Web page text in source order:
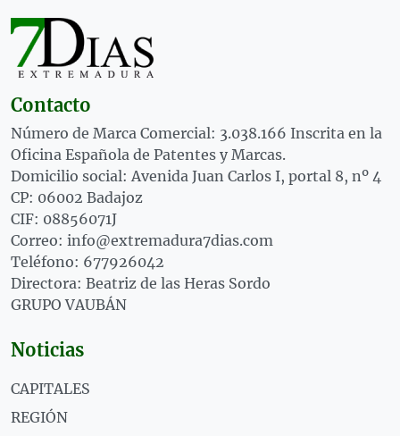
Contacto
Número de Marca Comercial: 3.038.166 Inscrita en la
Oficina Española de Patentes y Marcas.
Domicilio social: Avenida Juan Carlos I, portal 8, nº 4
CP: 06002 Badajoz
CIF: 08856071J
Correo: info@extremadura7dias.com
Teléfono: 677926042
Directora: Beatriz de las Heras Sordo
GRUPO VAUBÁN
Noticias
CAPITALES
REGIÓN